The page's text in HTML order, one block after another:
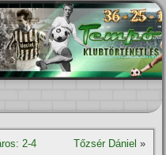
2-4 Tőzsér Dániel »